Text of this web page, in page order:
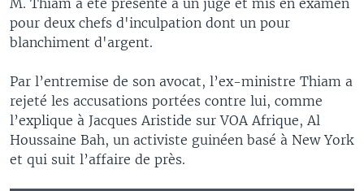
pour deux chefs d'inculpation dont un pour
blanchiment d'argent.
Par l’entremise de son avocat, l’ex-ministre Thiam a
rejeté les accusations portées contre lui, comme
l’explique à Jacques Aristide sur VOA Afrique, Al
Houssaine Bah, un activiste guinéen basé à New York
et qui suit l’affaire de près.